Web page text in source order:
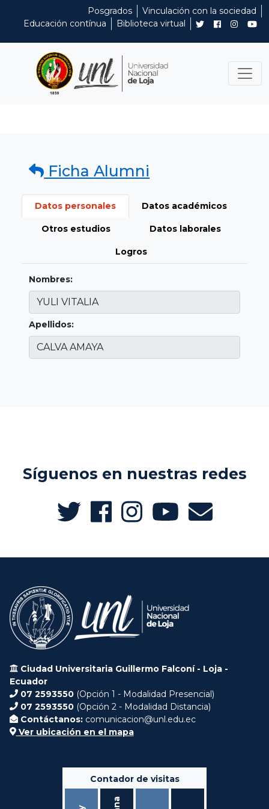
Posgrados
Vinculación con la sociedad
Educación contínua
Biblioteca virtual
Ficha Alumni
Datos personales Datos académicos
Otros estudios Datos laborales
Logros
Nombres:
Apellidos:
Síguenos en nuestras redes
Ciudad Universitaria Guillermo Falconí - Loja -
Ecuador
07 2593550 (Opción 1 - Modalidad Presencial)
07 2593550 (Opción 2 - Modalidad Distancia)
Contáctanos: comunicacion@unl.edu.ec
Ver ubicación en el mapa
Contador de visitas